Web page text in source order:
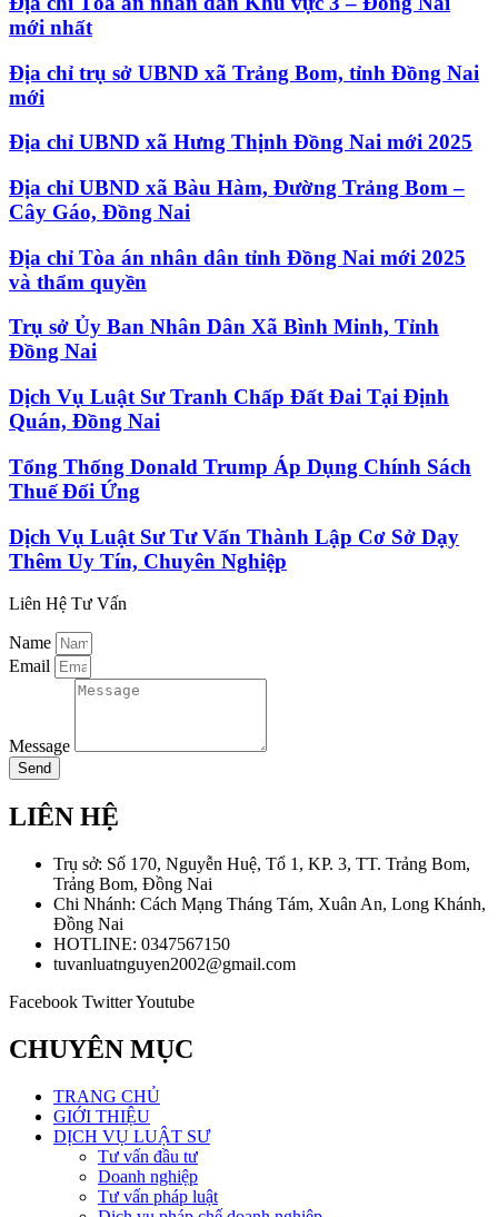
mới nhất
Địa chỉ trụ sở UBND xã Trảng Bom, tỉnh Đồng Nai
mới
Địa chỉ UBND xã Hưng Thịnh Đồng Nai mới 2025
Địa chỉ UBND xã Bàu Hàm, Đường Trảng Bom –
Cây Gáo, Đồng Nai
Địa chỉ Tòa án nhân dân tỉnh Đồng Nai mới 2025
và thẩm quyền
Trụ sở Ủy Ban Nhân Dân Xã Bình Minh, Tỉnh
Đồng Nai
Dịch Vụ Luật Sư Tranh Chấp Đất Đai Tại Định
Quán, Đồng Nai
Tổng Thống Donald Trump Áp Dụng Chính Sách
Thuế Đối Ứng
Dịch Vụ Luật Sư Tư Vấn Thành Lập Cơ Sở Dạy
Thêm Uy Tín, Chuyên Nghiệp
Liên Hệ Tư Vấn
Name
Email
Message
Send
LIÊN HỆ
Trụ sở: Số 170, Nguyễn Huệ, Tổ 1, KP. 3, TT. Trảng Bom,
Trảng Bom, Đồng Nai
Chi Nhánh: Cách Mạng Tháng Tám, Xuân An, Long Khánh,
Đồng Nai
HOTLINE: 0347567150
tuvanluatnguyen2002@gmail.com
Facebook TwitterYoutube
CHUYÊN MỤC
TRANG CHỦ
GIỚI THIỆU
DỊCH VỤ LUẬT SƯ
Tư vấn đầu tư
Doanh nghiệp
Tư vấn pháp luật